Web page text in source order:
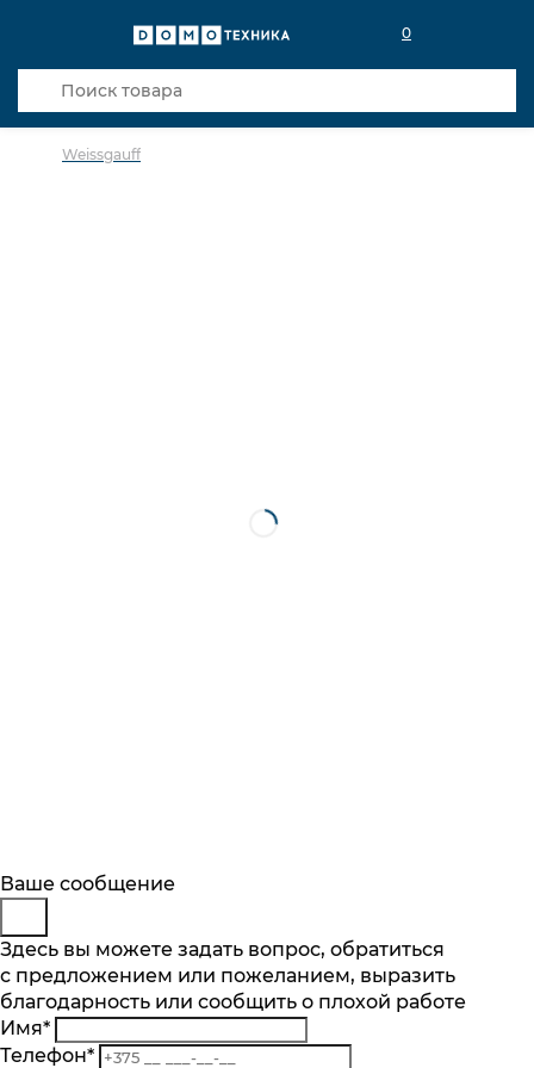
0
Weissgauff
Описание
Отзывы
Основные характеристики
Тип варочной поверхности
газовая
Материал поверхности
Будьте в курсе
Подпишитесь на последние обновления
и узнавайте о новинках и специальных
предложениях первыми
Подписаться
Заказ обратного звонка
Представьтесь
Телефон*
Комментарий
Ваше сообщение
Здесь вы можете задать вопрос, обратиться
с предложением или пожеланием, выразить
благодарность или сообщить о плохой работе
Имя*
Телефон*